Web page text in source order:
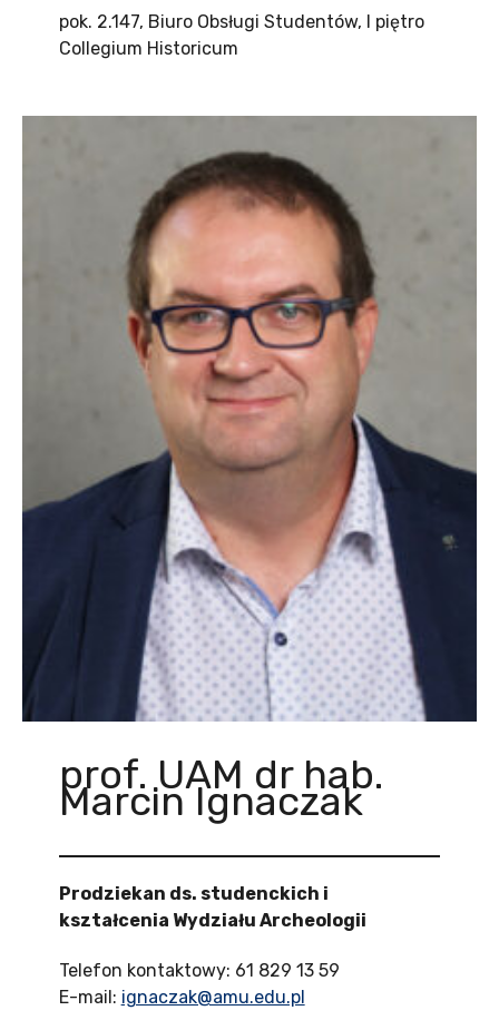
pok. 2.147, Biuro Obsługi Studentów, I piętro
Collegium Historicum
prof. UAM dr hab.
Marcin Ignaczak
Prodziekan ds. studenckich i
kształcenia Wydziału Archeologii
Telefon kontaktowy: 61 829 13 59
E-mail: ignaczak@amu.edu.pl